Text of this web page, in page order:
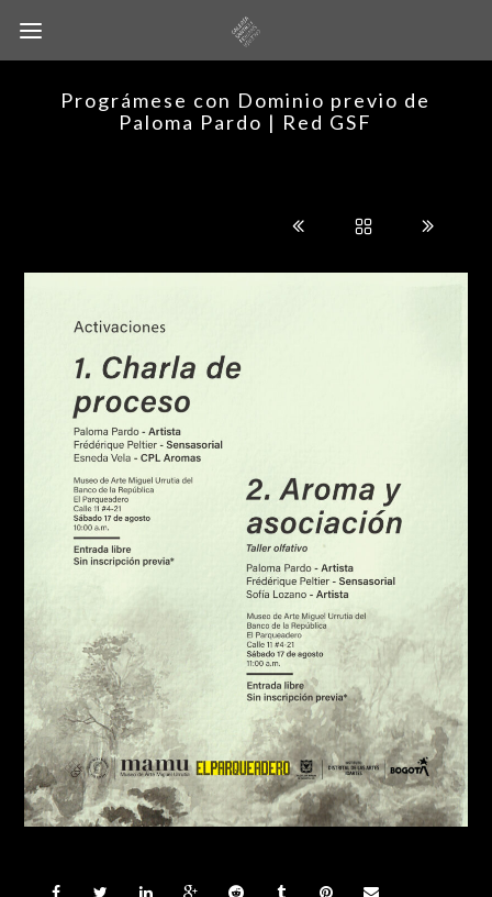
Prográmese con Dominio previo de
Paloma Pardo | Red GSF